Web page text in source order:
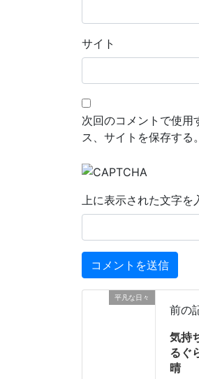
サイト
次回のコメントで使用
ス、サイトを保存する。
上に表示された文字を
平凡な日々
前の
気持
るぐ
晴